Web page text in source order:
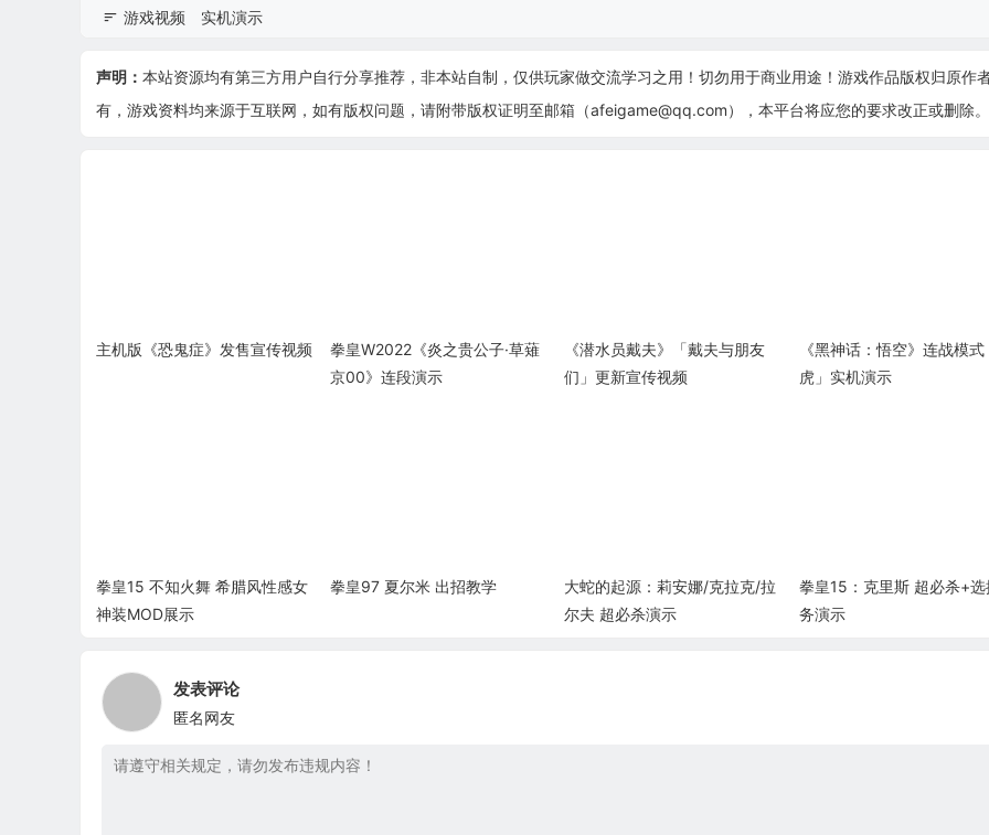
游戏视频 实机演示
声明： 本站资源均有第三方用户自行分享推荐，非本站自制，仅供玩家做交流学习之用！切勿用于商业用途！游戏作品版权归原作
有，游戏资料均来源于互联网，如有版权问题，请附带版权证明至邮箱（afeigame@qq.com），本平台将应您的要求改正或删除。
主机版《恐鬼症》发售宣传视频
拳皇W2022《炎之贵公子·草薙
京00》连段演示
《潜水员戴夫》「戴夫与朋友
们」更新宣传视频
《黑神话：悟空》连战模式
虎」实机演示
拳皇15 不知火舞 希腊风性感女
神装MOD展示
拳皇97 夏尔米 出招教学
大蛇的起源：莉安娜/克拉克/拉
尔夫 超必杀演示
拳皇15：克里斯 超必杀+选
务演示
发表评论
匿名网友